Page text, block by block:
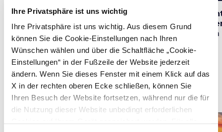
Ihre Privatsphäre ist uns wichtig
Ihre Privatsphäre ist uns wichtig. Aus diesem Grund
können Sie die Cookie-Einstellungen nach Ihren
Wünschen wählen und über die Schaltfläche „Cookie-
Einstellungen“ in der Fußzeile der Website jederzeit
ändern. Wenn Sie dieses Fenster mit einem Klick auf das
X in der rechten oberen Ecke schließen, können Sie
Ihren Besuch der Website fortsetzen, während nur die für
die Nutzung dieser Website unbedingt erforderlichen
3 süße Rezepte für
den Karneval
10 unterhaltsame
Unternehmungen für
den Winter in der
Toskana
Routen map Ansehen auf der Karte
favorite_border favorite_border